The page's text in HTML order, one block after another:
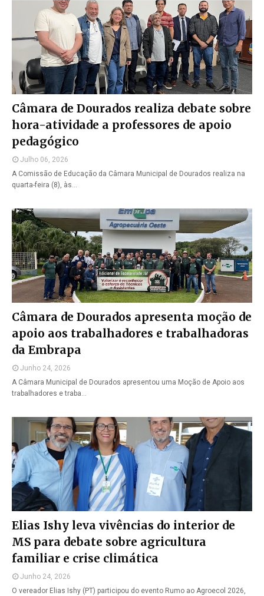
Câmara de Dourados realiza debate sobre
hora-atividade a professores de apoio
pedagógico
Julho 06, 2026
A Comissão de Educação da Câmara Municipal de Dourados realiza na
quarta-feira (8), às…
Câmara de Dourados apresenta moção de
apoio aos trabalhadores e trabalhadoras
da Embrapa
Junho 24, 2026
A Câmara Municipal de Dourados apresentou uma Moção de Apoio aos
trabalhadores e traba…
Elias Ishy leva vivências do interior de
MS para debate sobre agricultura
familiar e crise climática
Junho 24, 2026
O vereador Elias Ishy (PT) participou do evento Rumo ao Agroecol 2026,